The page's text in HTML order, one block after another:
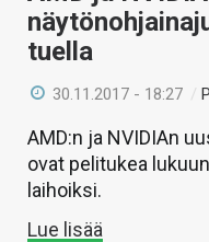
VAIHDA TEEMA
tuella
30.11.2017 - 18:27 /
AMD:n ja NVIDIAn
ovat pelitukea
laihoiksi.
Lue lisää